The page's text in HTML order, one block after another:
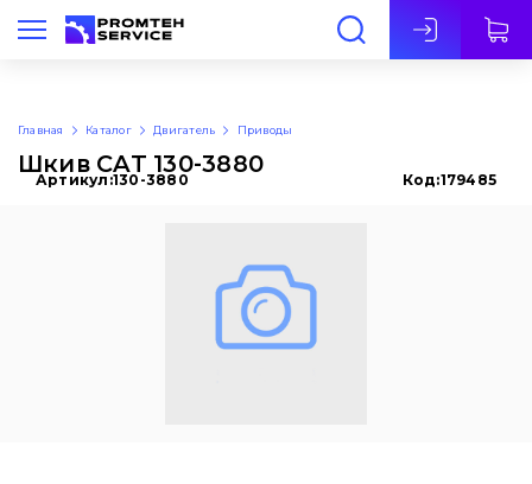
Рус
Главная Каталог Двигатель Приводы
Шкив CAT 130-3880
Артикул:130-3880 Код:179485